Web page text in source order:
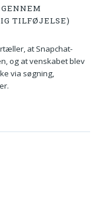
TILFØJELSE)
at Snapchat-
og at venskabet blev
via søgning,